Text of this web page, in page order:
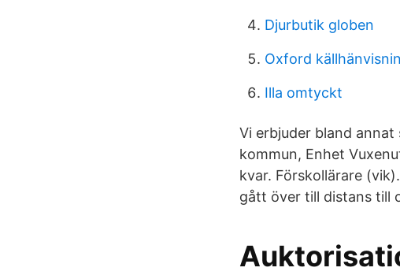
Djurbutik globen
Oxford
Illa omtyckt
Vi erbjuder bland
kommun, Enhet
kvar. Förskollärare
gått över till distans till